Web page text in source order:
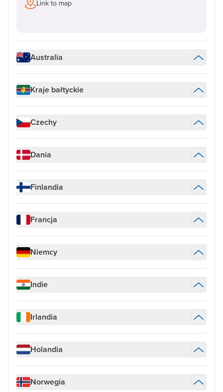
Link to map
Australia
Kraje bałtyckie
Czechy
Dania
Finlandia
Francja
Niemcy
Indie
Irlandia
Holandia
Norwegia